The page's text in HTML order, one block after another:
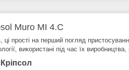
Muro MI 4.C
прості на перший погляд
використані під час їх